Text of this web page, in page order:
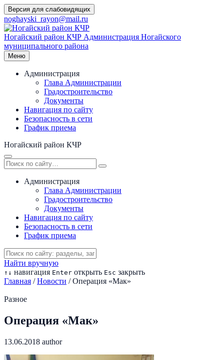
Перейти
к
содержимому
Версия для слабовидящих
noghayski_rayon@mail.ru
Ногайский район КЧР Администрация Ногайского
муниципального района
Меню
Администрация
Глава Администрации
Градостроительство
Документы
Навигация по сайту
Безопасность в сети
График приема
Ногайский район КЧР
Администрация
Глава Администрации
Градостроительство
Документы
Навигация по сайту
Безопасность в сети
График приема
Найти вручную
↑ ↓ навигация Enter открыть Esc закрыть
Главная / Новости / Операция «Мак»
Разное
Операция «Мак»
13.06.2018 author